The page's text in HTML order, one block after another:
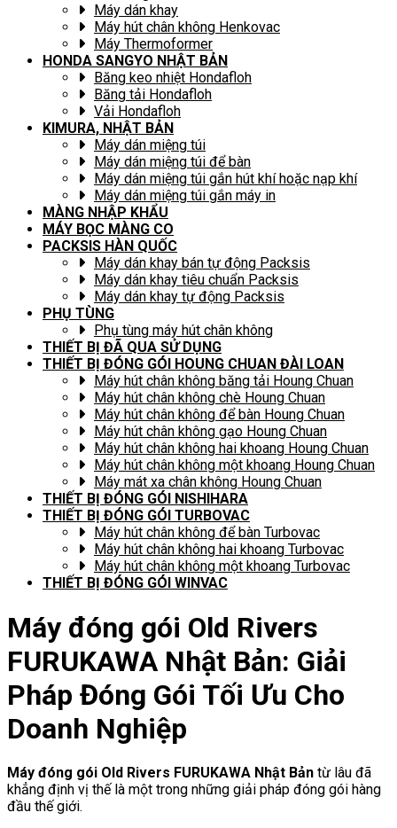
Máy dán khay
Máy hút chân không Henkovac
Máy Thermoformer
HONDA SANGYO NHẬT BẢN
Băng keo nhiệt Hondafloh
Băng tải Hondafloh
Vải Hondafloh
KIMURA, NHẬT BẢN
Máy dán miệng túi
Máy dán miệng túi để bàn
Máy dán miệng túi gắn hút khí hoặc nạp khí
Máy dán miệng túi gắn máy in
MÀNG NHẬP KHẨU
MÁY BỌC MÀNG CO
PACKSIS HÀN QUỐC
Máy dán khay bán tự động Packsis
Máy dán khay tiêu chuẩn Packsis
Máy dán khay tự động Packsis
PHỤ TÙNG
Phụ tùng máy hút chân không
THIẾT BỊ ĐÃ QUA SỬ DỤNG
THIẾT BỊ ĐÓNG GÓI HOUNG CHUAN ĐÀI LOAN
Máy hút chân không băng tải Houng Chuan
Máy hút chân không chè Houng Chuan
Máy hút chân không để bàn Houng Chuan
Máy hút chân không gạo Houng Chuan
Máy hút chân không hai khoang Houng Chuan
Máy hút chân không một khoang Houng Chuan
Máy mát xa chân không Houng Chuan
THIẾT BỊ ĐÓNG GÓI NISHIHARA
THIẾT BỊ ĐÓNG GÓI TURBOVAC
Máy hút chân không để bàn Turbovac
Máy hút chân không hai khoang Turbovac
Máy hút chân không một khoang Turbovac
THIẾT BỊ ĐÓNG GÓI WINVAC
Máy đóng gói Old Rivers
FURUKAWA Nhật Bản: Giải
Pháp Đóng Gói Tối Ưu Cho
Doanh Nghiệp
Máy đóng gói Old Rivers FURUKAWA Nhật Bản từ lâu đã
khẳng định vị thế là một trong những giải pháp đóng gói hàng
đầu thế giới.